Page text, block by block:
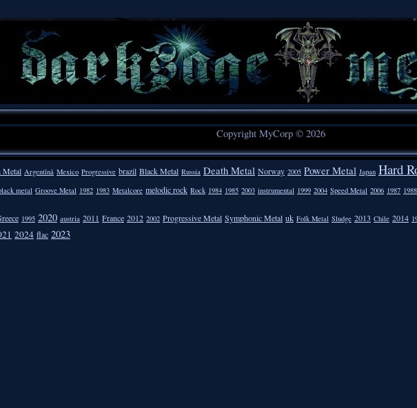
Copyright MyCorp © 2026
Metal Argentīnā Mexico Progressive brazil Black Metal Russia Death Metal Norway 2005 Power Metal Japan Hard
metal Groove Metal 1982 1983 Metalcore melodic rock Rock 1984 1985 2003 instrumental 1999 2004 Speed Metal 2006 1987 1988
1995 2020 austria 2011 France 2012 2002 Progressive Metal Symphonic Metal uk Folk Metal Sludge 2013 Chile 2014
2024 flac 2023